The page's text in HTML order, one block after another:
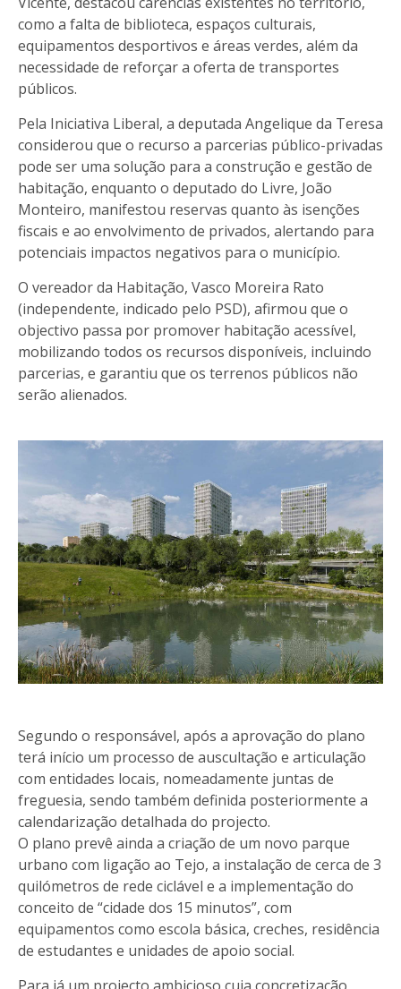
como a falta de biblioteca, espaços culturais,
equipamentos desportivos e áreas verdes, além da
necessidade de reforçar a oferta de transportes
públicos.
Pela Iniciativa Liberal, a deputada Angelique da Teresa
considerou que o recurso a parcerias público-privadas
pode ser uma solução para a construção e gestão de
habitação, enquanto o deputado do Livre, João
Monteiro, manifestou reservas quanto às isenções
fiscais e ao envolvimento de privados, alertando para
potenciais impactos negativos para o município.
O vereador da Habitação, Vasco Moreira Rato
(independente, indicado pelo PSD), afirmou que o
objectivo passa por promover habitação acessível,
mobilizando todos os recursos disponíveis, incluindo
parcerias, e garantiu que os terrenos públicos não
serão alienados.
Segundo o responsável, após a aprovação do plano
terá início um processo de auscultação e articulação
com entidades locais, nomeadamente juntas de
freguesia, sendo também definida posteriormente a
calendarização detalhada do projecto.
O plano prevê ainda a criação de um novo parque
urbano com ligação ao Tejo, a instalação de cerca de 3
quilómetros de rede ciclável e a implementação do
conceito de “cidade dos 15 minutos”, com
equipamentos como escola básica, creches, residência
de estudantes e unidades de apoio social.